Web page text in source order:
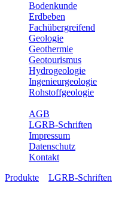
Bodenkunde
Erdbeben
Fachübergreifend
Geologie
Geothermie
Geotourismus
Hydrogeologie
Ingenieurgeologie
Rohstoffgeologie
AGB
LGRB-Schriften
Impressum
Datenschutz
Kontakt
Produkte
LGRB-Schriften